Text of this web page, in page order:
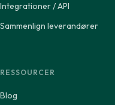
Integrationer / API
Sammenlign leverandører
RESSOURCER
Blog